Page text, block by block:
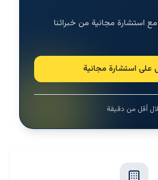
مع استشارة مجانية من خبرائنا
استشارة مجانية
أقل من دقيقة